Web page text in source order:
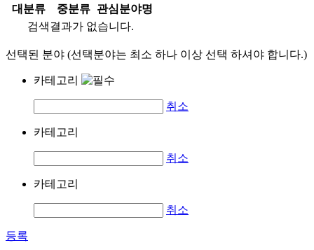
대분류 중분류
관심분야명
검색결과가 없습니다.
선택된 분야 (선택분야는 최소 하나 이상 선택 하셔야 합니다.)
카테고리
취소
카테고리
취소
카테고리
취소
등록